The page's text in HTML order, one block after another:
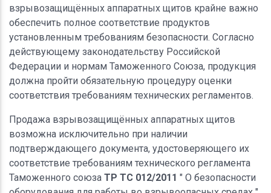
взрывозащищённых аппаратных щитов крайне важно
обеспечить полное соответствие продуктов
установленным требованиям безопасности. Согласно
действующему законодательству Российской
Федерации и нормам Таможенного Союза, продукция
должна пройти обязательную процедуру оценки
соответствия требованиям технических регламентов.
Продажа взрывозащищённых аппаратных щитов
возможна исключительно при наличии
подтверждающего документа, удостоверяющего их
соответствие требованиям технического регламента
Таможенного союза ТР ТС 012/2011 " О безопасности